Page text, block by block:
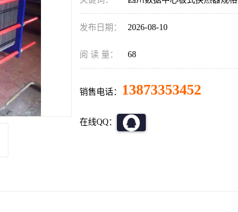
发布日期： 2026-08-10
阅 读 量： 68
销售电话： 13873353452
在线QQ：